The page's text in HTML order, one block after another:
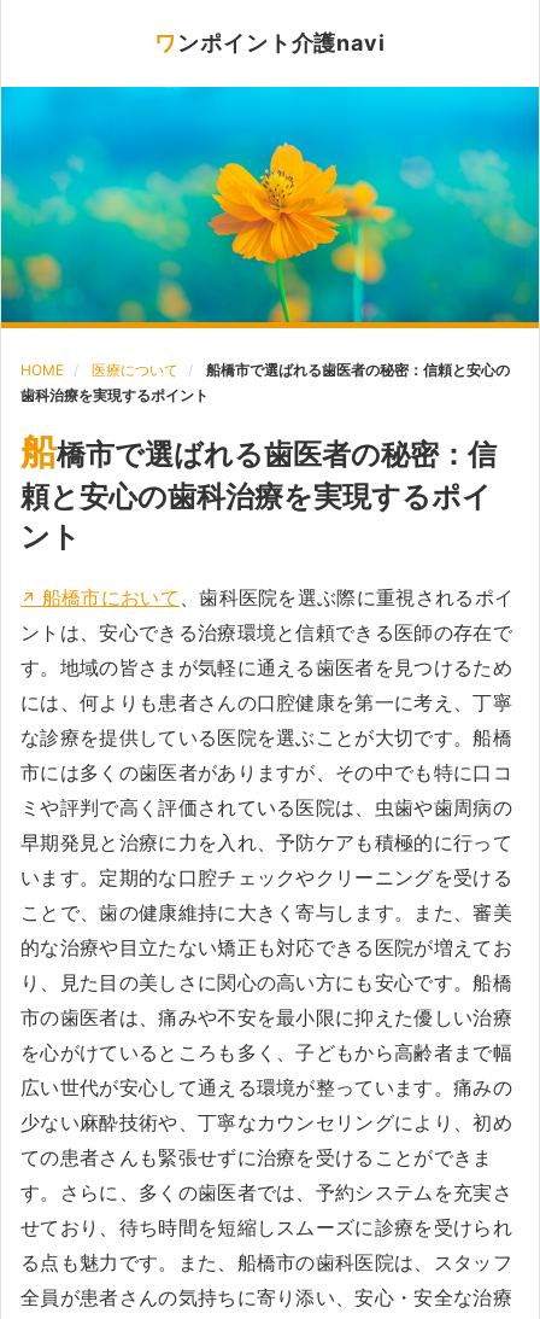
ワンポイント介護navi
HOME 医療について
船橋市で選ばれる歯医者の秘密：信頼と安心の
歯科治療を実現するポイント
船橋市で選ばれる歯医者の秘密：信
頼と安心の歯科治療を実現するポイ
ント
船橋市において 、歯科医院を選ぶ際に重視されるポイ
ントは、安心できる治療環境と信頼できる医師の存在で
す。地域の皆さまが気軽に通える歯医者を見つけるため
には、何よりも患者さんの口腔健康を第一に考え、丁寧
な診療を提供している医院を選ぶことが大切です。船橋
市には多くの歯医者がありますが、その中でも特に口コ
ミや評判で高く評価されている医院は、虫歯や歯周病の
早期発見と治療に力を入れ、予防ケアも積極的に行って
います。定期的な口腔チェックやクリーニングを受ける
ことで、歯の健康維持に大きく寄与します。また、審美
的な治療や目立たない矯正も対応できる医院が増えてお
り、見た目の美しさに関心の高い方にも安心です。船橋
市の歯医者は、痛みや不安を最小限に抑えた優しい治療
を心がけているところも多く、子どもから高齢者まで幅
広い世代が安心して通える環境が整っています。痛みの
少ない麻酔技術や、丁寧なカウンセリングにより、初め
ての患者さんも緊張せずに治療を受けることができま
す。さらに、多くの歯医者では、予約システムを充実さ
せており、待ち時間を短縮しスムーズに診療を受けられ
る点も魅力です。また、船橋市の歯科医院は、スタッフ
全員が患者さんの気持ちに寄り添い、安心・安全な治療